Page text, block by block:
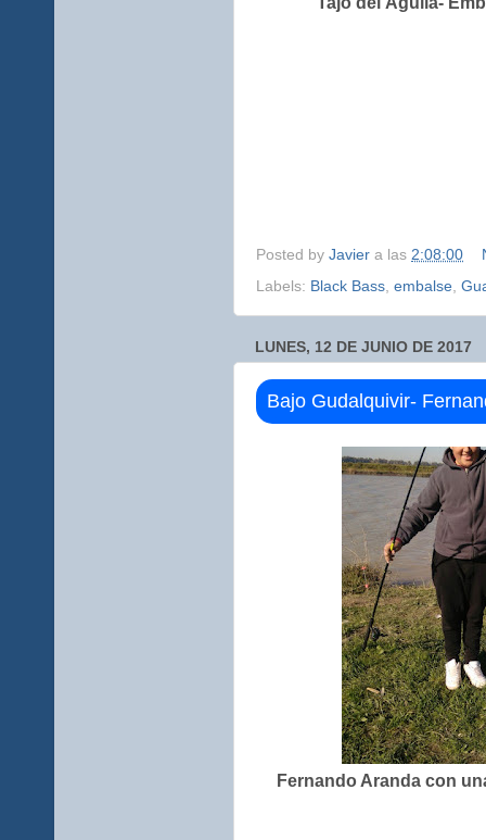
Posted by Javier a las 2:08:00
Labels: Black Bass embalse
LUNES, 12 DE JUNIO DE 2017
Bajo Gudalquivir-
Fernando Aranda con